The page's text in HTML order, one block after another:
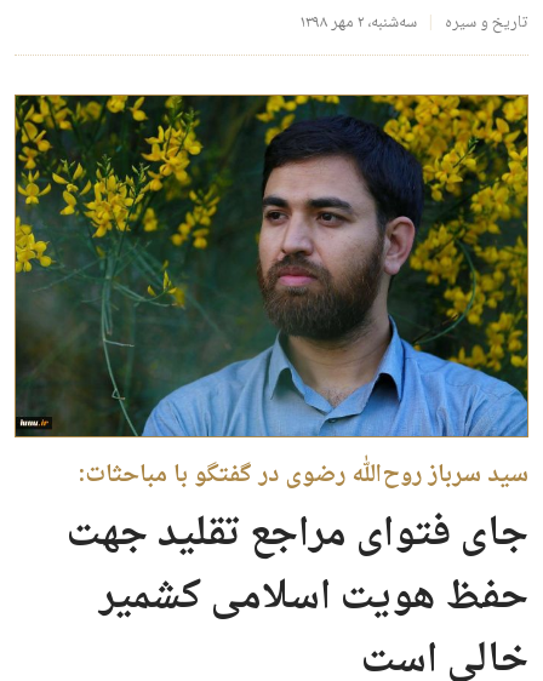
تاریخ و سیره سه‌شنبه، ۲ مهر ۱۳۹۸
سید سرباز روح‌الله رضوی در گفتگو با مباحثات:
جای فتوای مراجع تقلید جهت
حفظ هویت اسلامی کشمیر
خالی است